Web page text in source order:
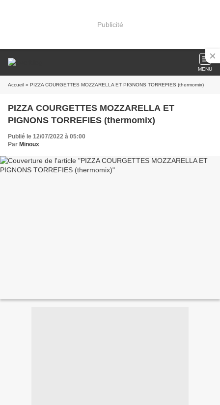
Publicité
MENU
Accueil » PIZZA COURGETTES MOZZARELLA ET PIGNONS TORREFIES (thermomix)
PIZZA COURGETTES MOZZARELLA ET
PIGNONS TORREFIES (thermomix)
Publié le 12/07/2022 à 05:00
Par Minoux